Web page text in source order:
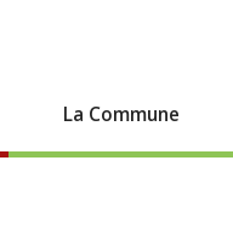
La Commune